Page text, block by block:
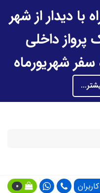
با دیدار از شهر
داخلی
شهریورماه
0